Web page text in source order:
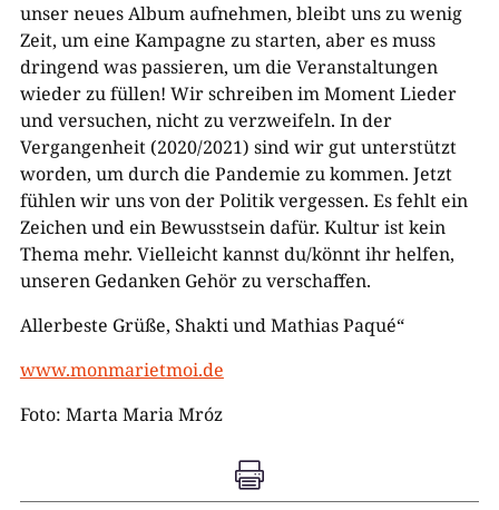
unser neues Album aufnehmen, bleibt uns zu wenig
Zeit, um eine Kampagne zu starten, aber es muss
dringend was passieren, um die Veranstaltungen
wieder zu füllen! Wir schreiben im Moment Lieder
und versuchen, nicht zu verzweifeln. In der
Vergangenheit (2020/2021) sind wir gut unterstützt
worden, um durch die Pandemie zu kommen. Jetzt
fühlen wir uns von der Politik vergessen. Es fehlt ein
Zeichen und ein Bewusstsein dafür. Kultur ist kein
Thema mehr. Vielleicht kannst du/könnt ihr helfen,
unseren Gedanken Gehör zu verschaffen.
Allerbeste Grüße, Shakti und Mathias Paqué“
www.monmarietmoi.de
Foto: Marta Maria Mróz
